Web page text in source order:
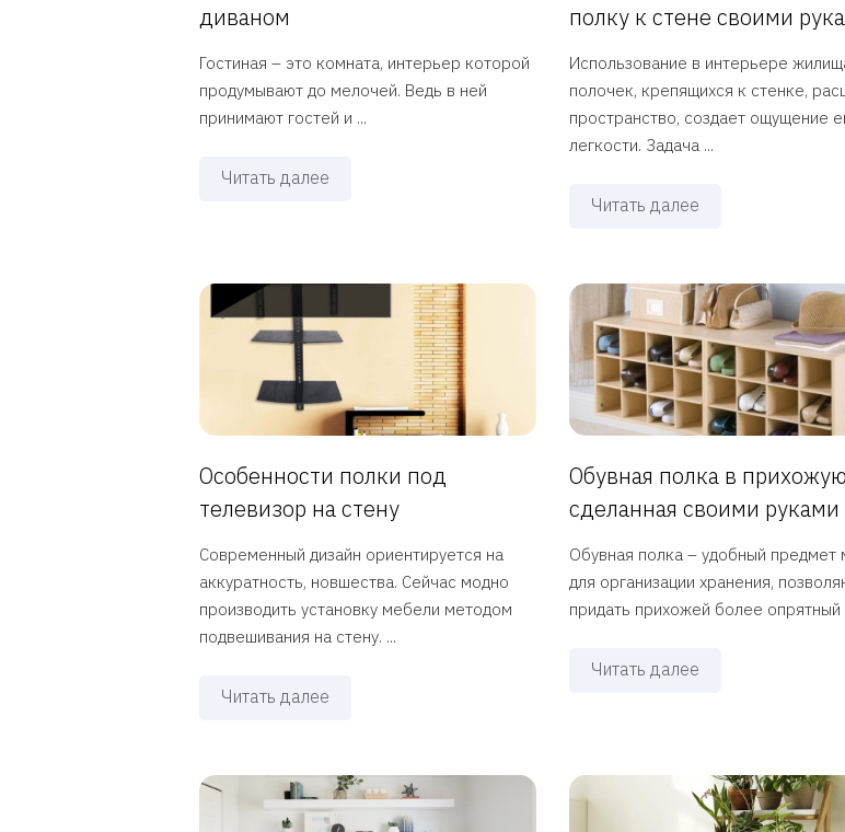
диваном
Гостиная – это комната, интерьер которой
продумывают до мелочей. Ведь в ней
принимают гостей и ...
Читать далее
полку к стене своими
Использование в интерьере
полочек, крепящихся к стенке,
пространство, создает ощущение
легкости. Задача ...
Читать далее
Особенности полки под
телевизор на стену
Современный дизайн ориентируется на
аккуратность, новшества. Сейчас модно
производить установку мебели методом
подвешивания на стену. ...
Читать далее
Обувная полка в прихожую
сделанная своими руками
Обувная полка – удобный предмет
для организации хранения,
придать прихожей более опрятный
Читать далее